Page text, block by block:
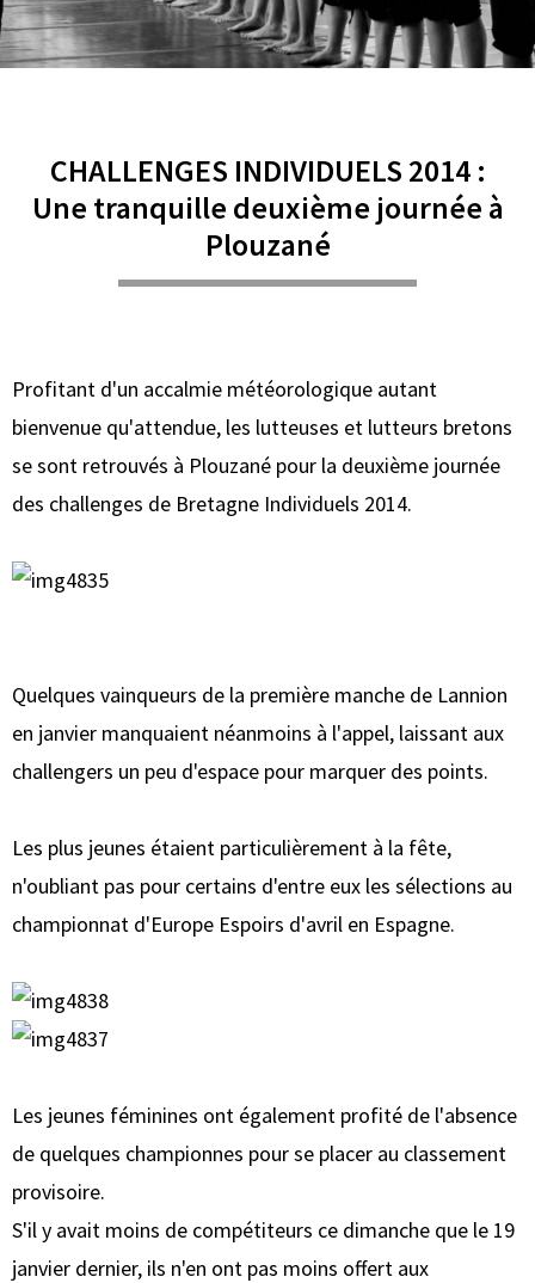
CHALLENGES INDIVIDUELS 2014 :
Une tranquille deuxième journée à
Plouzané
Profitant d'un accalmie météorologique autant
bienvenue qu'attendue, les lutteuses et lutteurs bretons
se sont retrouvés à Plouzané pour la deuxième journée
des challenges de Bretagne Individuels 2014.
Quelques vainqueurs de la première manche de Lannion
en janvier manquaient néanmoins à l'appel, laissant aux
challengers un peu d'espace pour marquer des points.
Les plus jeunes étaient particulièrement à la fête,
n'oubliant pas pour certains d'entre eux les sélections au
championnat d'Europe Espoirs d'avril en Espagne.
Les jeunes féminines ont également profité de l'absence
de quelques championnes pour se placer au classement
provisoire.
S'il y avait moins de compétiteurs ce dimanche que le 19
janvier dernier, ils n'en ont pas moins offert aux